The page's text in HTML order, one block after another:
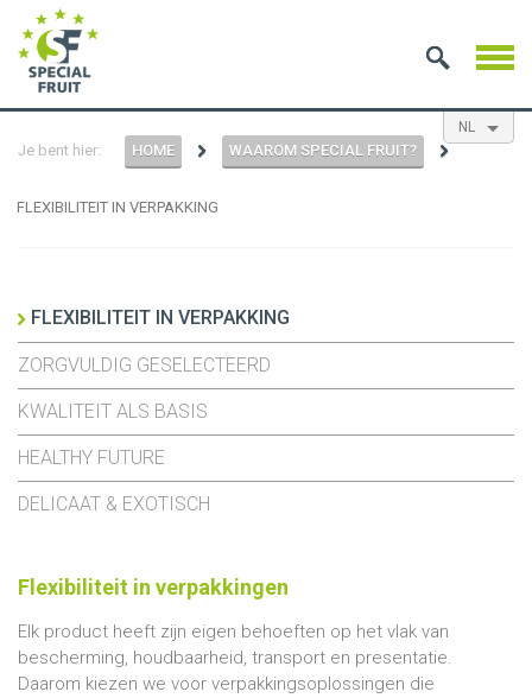
NL
Je bent hier: HOME WAAROM SPECIAL FRUIT?
FLEXIBILITEIT IN VERPAKKING
FLEXIBILITEIT IN VERPAKKING
ZORGVULDIG GESELECTEERD
KWALITEIT ALS BASIS
HEALTHY FUTURE
DELICAAT & EXOTISCH
Flexibiliteit in verpakkingen
Elk product heeft zijn eigen behoeften op het vlak van
bescherming, houdbaarheid, transport en presentatie.
Daarom kiezen we voor verpakkingsoplossingen die